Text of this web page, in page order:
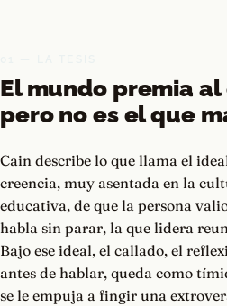
El mundo premia
pero no es el que
Cain describe lo que llama el
creencia, muy asentada en la
educativa, de que la persona
habla sin parar, la que lidera
Bajo ese ideal, el callado, el
antes de hablar, queda como
se le empuja a fingir una